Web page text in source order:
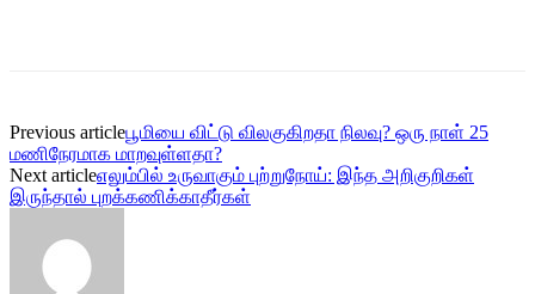
Previous articleபூமியை விட்டு விலகுகிறதா நிலவு? ஒரு நாள் 25
மணிநேரமாக மாறவுள்ளதா?
Next articleஎலும்பில் உருவாகும் புற்றுநோய்: இந்த அறிகுறிகள்
இருந்தால் புறக்கணிக்காதீர்கள்